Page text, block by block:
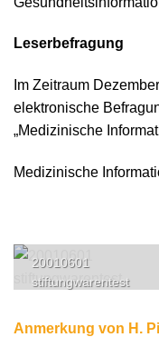
Leserbefragung
Im Zeitraum
elektronische
„Medizinische
Medizinische
20010601
stiftungwarentest
Anmerkung von H.